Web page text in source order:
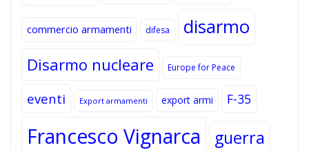
commercio armamenti difesa disarmo
Disarmo nucleare Europe for Peace
eventi Export armamenti export armi F-35
Francesco Vignarca guerra